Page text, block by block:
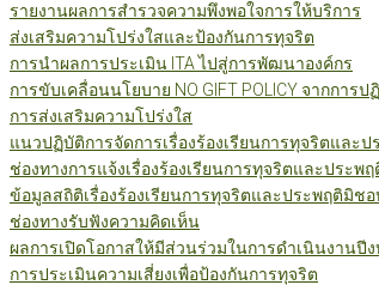
รายงานผลการสำรวจความพึงพอใจการให้บริการ
ส่งเสริมความโปร่งใสและป้องกันการทุจริต
การนำผลการประเมิน ITA ไปสู่การพัฒนาองค์กร
การขับเคลื่อนนโยบาย NO GIFT POLICY จากก
การส่งเสริมความโปร่งใส
แนวปฏิบัติการจัดการเรื่องร้องเรียนการทุจริตและ
ช่องทางการแจ้งเรื่องร้องเรียนการทุจริตและประพ
ข้อมูลสถิติเรื่องร้องเรียนการทุจริตและประพฤติมิช
ช่องทางรับฟังความคิดเห็น
ผลการเปิดโอกาสให้มีส่วนร่วมในการดำเนินงานปี
การประเมินความเสี่ยงเพื่อป้องกันการทุจริต